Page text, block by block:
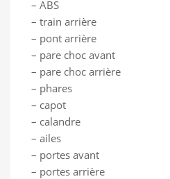
– ABS
– train arrière
– pont arrière
– pare choc avant
– pare choc arrière
– phares
– capot
– calandre
– ailes
– portes avant
– portes arrière